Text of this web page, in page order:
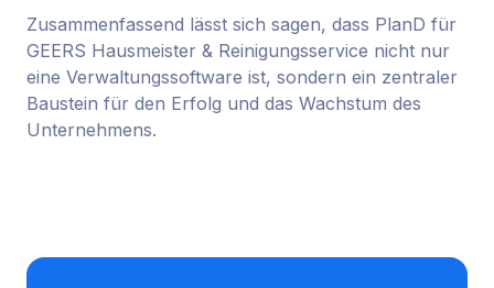
Zusammenfassend lässt sich sagen, dass PlanD für
GEERS Hausmeister & Reinigungsservice nicht nur
eine Verwaltungssoftware ist, sondern ein zentraler
Baustein für den Erfolg und das Wachstum des
Unternehmens.